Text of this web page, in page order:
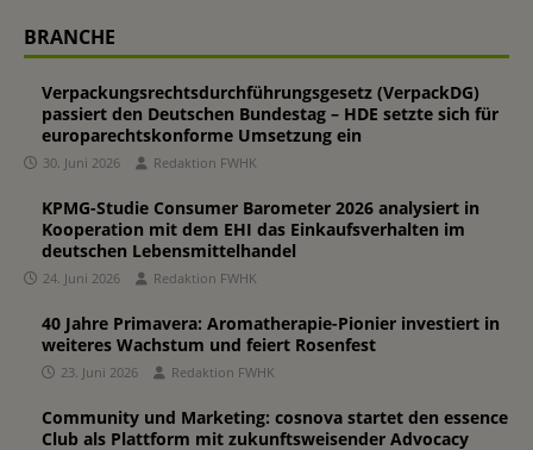
BRANCHE
Verpackungsrechtsdurchführungsgesetz (VerpackDG)
passiert den Deutschen Bundestag – HDE setzte sich für
europarechtskonforme Umsetzung ein
30. Juni 2026 Redaktion FWHK
KPMG-Studie Consumer Barometer 2026 analysiert in
Kooperation mit dem EHI das Einkaufsverhalten im
deutschen Lebensmittelhandel
24. Juni 2026 Redaktion FWHK
40 Jahre Primavera: Aromatherapie-Pionier investiert in
weiteres Wachstum und feiert Rosenfest
23. Juni 2026 Redaktion FWHK
Community und Marketing: cosnova startet den essence
Club als Plattform mit zukunftsweisender Advocacy